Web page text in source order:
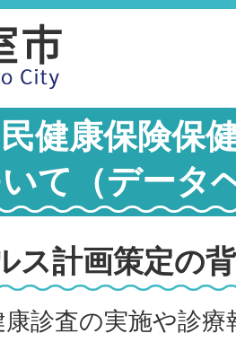
健康保険保
て（データ
ス計画策定の
診査の実施や診療